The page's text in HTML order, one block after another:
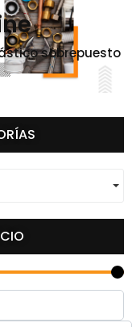
sobrepuesto